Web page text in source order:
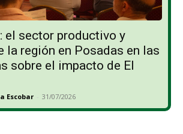
el sector productivo y
la región en Posadas en las
sobre el impacto de El
Escobar - 31/07/2026